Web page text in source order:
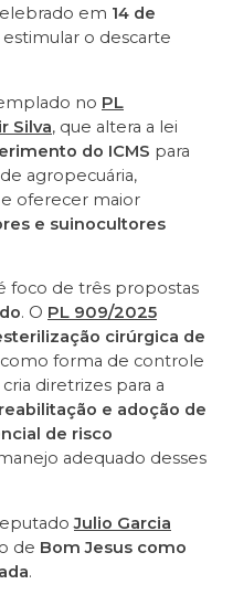
em 14 de
o descarte
no PL
Silva, que altera a lei
do ICMS para
agropecuária,
e oferecer maior
e suinocultores
foco de três propostas
. O PL 909/2025
cirúrgica de
como forma de controle
cria diretrizes para a
e adoção de
de risco
adequado desses
Julio Garcia
de Bom Jesus como
.